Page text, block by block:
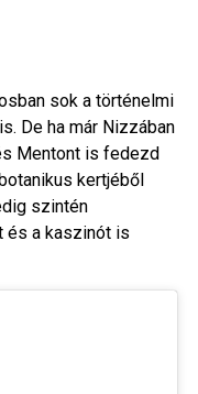
sok a történelmi
De ha már Nizzában
Mentont is fedezd
kertjéből
szintén
és a kaszinót is